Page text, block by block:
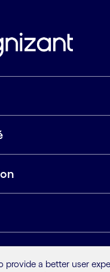
provide a better user